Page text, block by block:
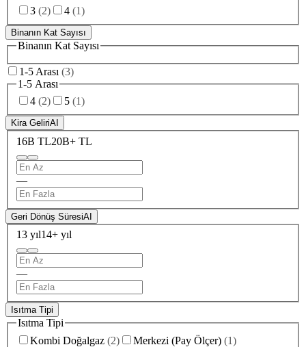
3 (2) 4 (1)
Binanın Kat Sayısı
Binanın Kat Sayısı
1-5 Arası (3)
1-5 Arası
4 (2) 5 (1)
Kira GeliriAI
16B TL20B+ TL
—
Geri Dönüş SüresiAI
13 yıl14+ yıl
—
Isıtma Tipi
Isıtma Tipi
Kombi Doğalgaz (2) Merkezi (Pay Ölçer) (1)